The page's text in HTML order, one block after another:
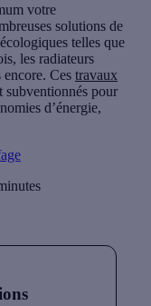
votre
solutions de
telles que
les radiateurs
encore. Ces travaux
subventionnés pour
d’énergie,